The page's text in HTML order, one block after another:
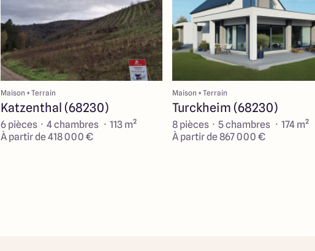
Maison + Terrain
Katzenthal (68230)
6 pièces · 4 chambres · 113 m²
À partir de 418 000 €
Maison + Terrain
Turckheim (68230)
8 pièces · 5 chambres · 174 m²
À partir de 867 000 €